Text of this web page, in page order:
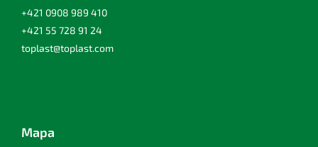
+421 0908 989 410
+421 55 728 91 24
toplast@toplast.com
Mapa